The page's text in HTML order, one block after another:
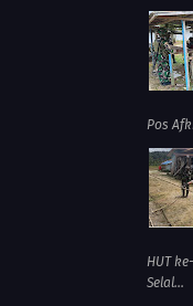
Pos
HUT
Selal...